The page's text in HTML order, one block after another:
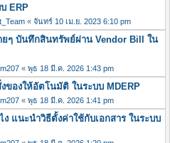
ERP
« จันทร์ 10 เม.ย. 2023 6:10 pm
ๆ บันทึกสินทรัพย์ผ่าน Vendor Bill ใน
« พุธ 18 มี.ค. 2026 1:43 pm
องให้อัตโนมัติ ในระบบ MDERP
« พุธ 18 มี.ค. 2026 1:41 pm
แนะนำวิธีตั้งค่าใช้กับเอกสาร ในระบบ